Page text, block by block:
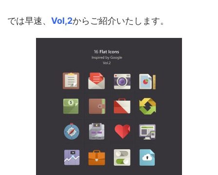
では早速、 Vol,2からご紹介いたします。